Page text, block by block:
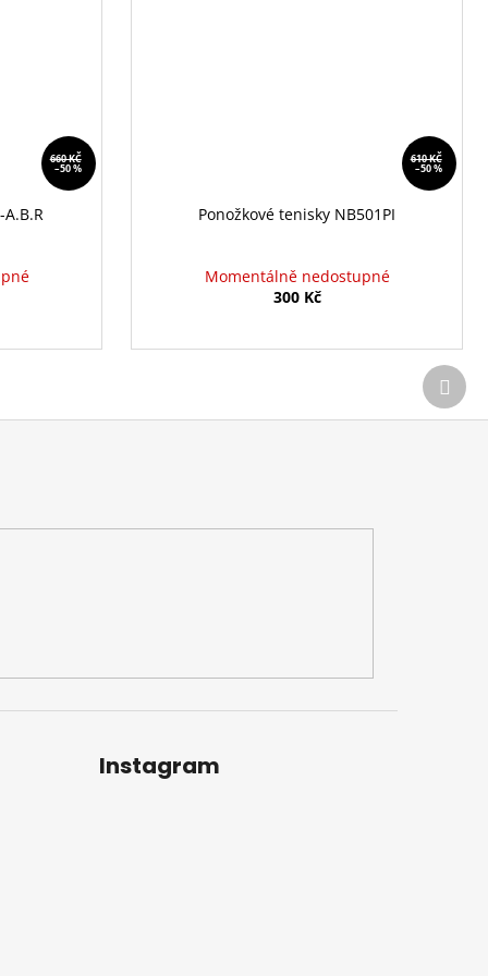
660 KČ
–50 %
610 KČ
–50 %
Ponožkové tenisky NB501PI
Momentálně nedostupné
300 Kč
Další
Instagram